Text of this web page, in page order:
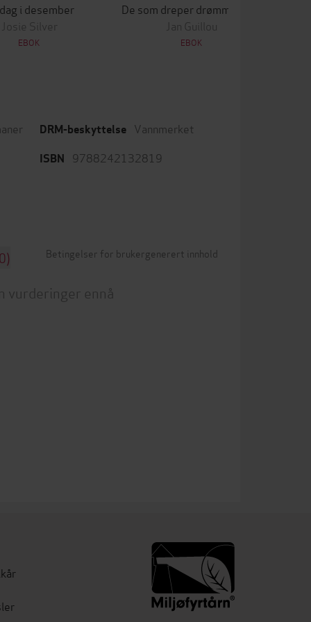
i desember
Josie Silver
EBOK
Jan Guillou
EBOK
DRM-beskyttelse Vannmerket
ISBN 9788242132819
Betingelser for brukergenerert innhold
vurderinger ennå